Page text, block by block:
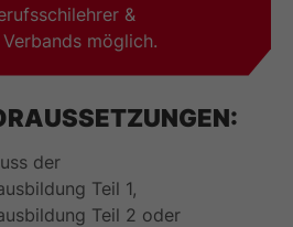
&
möglich.
der
Teil 1,
Teil 2 oder